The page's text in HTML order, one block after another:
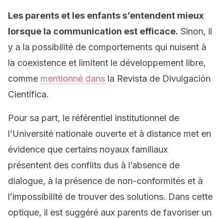
Les parents et les enfants s’entendent mieux
lorsque la communication est efficace. Sinon, il
y a la possibilité de comportements qui nuisent à
la coexistence et limitent le développement libre,
comme mentionné dans la Revista de Divulgación
Científica.
Pour sa part, le référentiel institutionnel de
l’Université nationale ouverte et à distance met en
évidence que certains noyaux familiaux
présentent des conflits dus à l’absence de
dialogue, à la présence de non-conformités et à
l’impossibilité de trouver des solutions. Dans cette
optique, il est suggéré aux parents de favoriser un